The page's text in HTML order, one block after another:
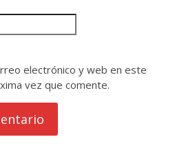
electrónico y web en este
vez que comente.